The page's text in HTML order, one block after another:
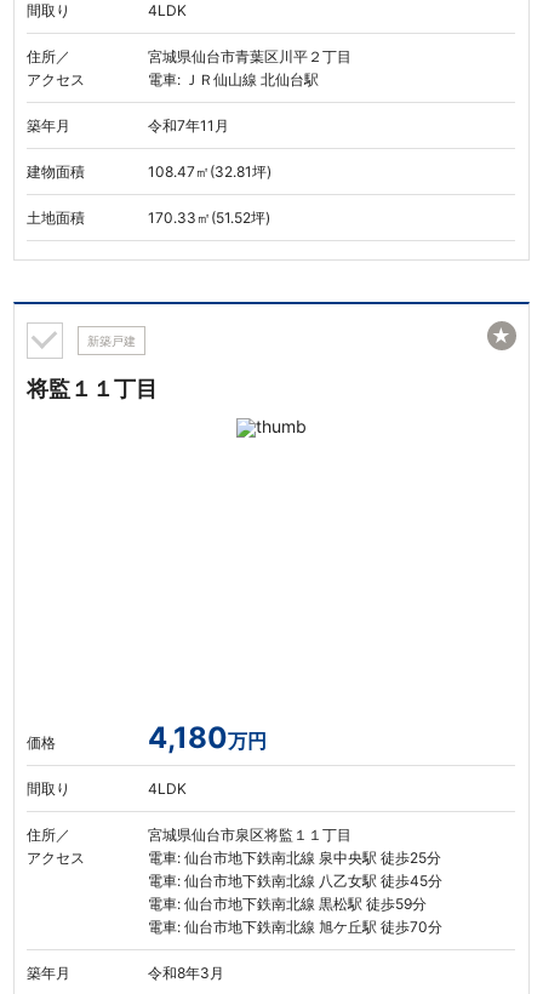
間取り 4LDK
住所／
アクセス
宮城県仙台市青葉区川平２丁目
電車: ＪＲ仙山線 北仙台駅
築年月 令和7年11月
建物面積 108.47㎡(32.81坪)
土地面積 170.33㎡(51.52坪)
新築戸建
将監１１丁目
価格 4,180万円
間取り 4LDK
住所／
アクセス
宮城県仙台市泉区将監１１丁目
電車: 仙台市地下鉄南北線 泉中央駅 徒歩25分
電車: 仙台市地下鉄南北線 八乙女駅 徒歩45分
電車: 仙台市地下鉄南北線 黒松駅 徒歩59分
電車: 仙台市地下鉄南北線 旭ケ丘駅 徒歩70分
築年月 令和8年3月
★